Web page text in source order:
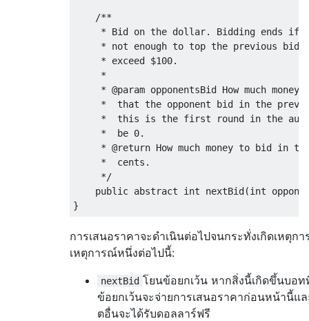
/**
* Bid on the dollar. Bidding ends if
* not enough to top the previous bid
     * exceed $100.
     *
* @param opponentsBid How much money,
*  that the opponent bid in the
*  this is the first round in the
     *  be 0.
* @return How much money to bid in
     *  cents.
     */
public abstract int nextBid (int
}
การเสนอราคาจะดำเนินต่อไปจนกระทั่งเกิดเหตุก
เหตุการณ์หนึ่งต่อไปนี้:
nextBid โยนข้อยกเว้น หากสิ่งนี้เกิดขึ้นบอ
ข้อยกเว้นจะจ่ายการเสนอราคาก่อนหน้านี้แ
ตอื่นจะได้รับดอลลาร์ฟรี